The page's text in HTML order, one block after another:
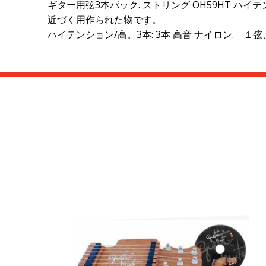
ギター用弦3本パック. ストリング OH59HT ハイテ
近づく用作られた物です。
ハイテンション/高。3本: 3本 高音 ナイロン. １弦